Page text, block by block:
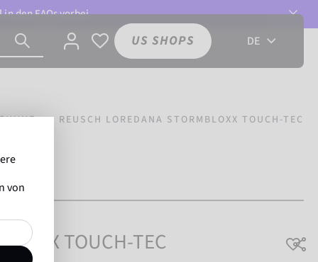
in denFAQsvorbei.
US SHOPS DE
REUSCH LOREDANA STORMBLOXX TOUCH-TEC
TOUCH-TEC
von